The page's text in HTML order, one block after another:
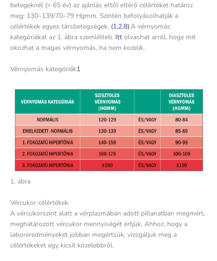
betegeknél (> 65 év) az ajánlás ettől eltérő célértéket határoz
meg: 130–139/70–79 Hgmm. Szintén befolyásolhatják a
célértékek egyes társbetegségek. (1,2,8).A vérnyomás
kategóriákat az 1. ábra szemlélteti. Itt olvashat arról, hogy mit
okozhat a magas vérnyomás, ha nem kezelik.
Vérnyomás kategóriák1
1. ábra
Vércukor célértékek
A vércukorszint alatt a vérplazmában adott pillanatban megmért,
meghatározott vércukor mennyiségét értjük. Ahhoz, hogy a
laboreredményeket jobban megértsük, vizsgáljuk meg a
célértékeket egy kicsit közelebbről.